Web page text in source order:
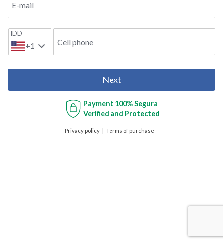
E-mail
IDD
+1 Cell phone
Next
Payment 100% Segura
Verified and Protected
Privacy policy Terms of purchase